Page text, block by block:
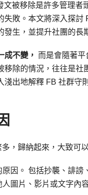
被移除是許多管理
失敗。本文將深入探
生，並提升社團的長
不變，
而是會隨著
移除的情況，往往是
淺出地解釋 FB 社群
，歸納起來，大致可
因。 包括抄襲、誹謗
圖片、影片或文字內